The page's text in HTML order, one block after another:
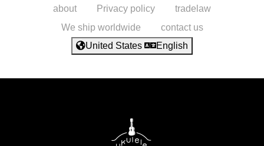
about Privacy policy
tradelaw
We ship worldwide
contact us
United States
English